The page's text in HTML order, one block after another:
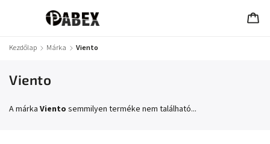
Kezdőlap / Márka / Viento
Viento
A márka Viento semmilyen terméke nem található...